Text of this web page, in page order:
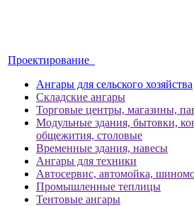
Проектирование
Ангары для сельского хозяйства
Складские ангары
Торговые центры, магазины,
Модульные здания, бытовки,
общежития, столовые
Временные здания, навесы
Ангары для техники
Автосервис, автомойка,
Промышленные теплицы
Тентовые ангары